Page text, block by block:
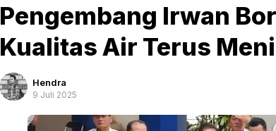
Pengembang Irwan
Kualitas Air Terus
Hendra
9 Juli 2025